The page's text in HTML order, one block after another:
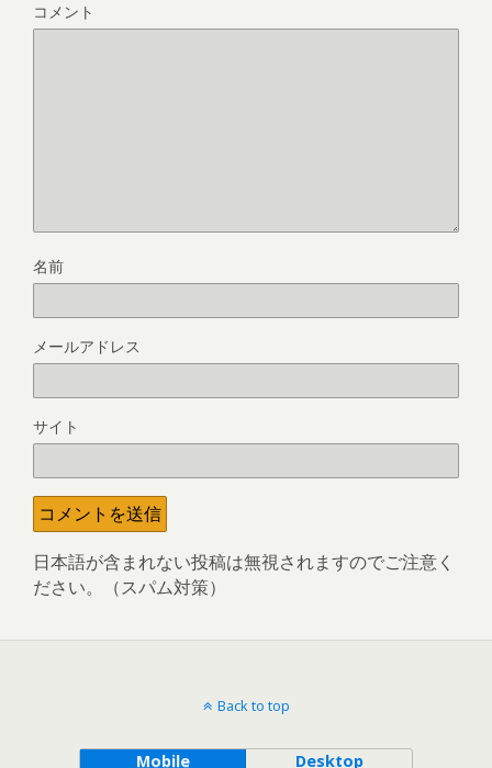
コメント
名前
メールアドレス
サイト
日本語が含まれない投稿は無視されますのでご注意く
ださい。（スパム対策）
Back to top
Mobile Desktop